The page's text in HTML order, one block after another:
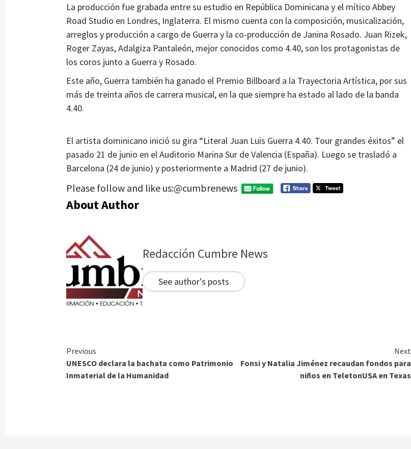
La producción fue grabada entre su estudio en República Dominicana y el mítico Abbey
Road Studio en Londres, Inglaterra. El mismo cuenta con la composición, musicalización,
arreglos y producción a cargo de Guerra y la co-producción de Janina Rosado. Juan Rizek,
Roger Zayas, Adalgiza Pantaleón, mejor conocidos como 4.40, son los protagonistas de
los coros junto a Guerra y Rosado.
Este año, Guerra también ha ganado el Premio Billboard a la Trayectoria Artística, por sus
más de treinta años de carrera musical, en la que siempre ha estado al lado de la banda
4.40.
El artista dominicano inició su gira “Literal Juan Luis Guerra 4.40. Tour grandes éxitos” el
pasado 21 de junio en el Auditorio Marina Sur de Valencia (España). Luego se trasladó a
Barcelona (24 de junio) y posteriormente a Madrid (27 de junio).
Please follow and like us:@cumbrenews
About Author
Redacción Cumbre News
See author's posts
Continue
Reading
Previous
UNESCO declara la bachata como Patrimonio
Inmaterial de la Humanidad
Next
Fonsi y Natalia Jiménez recaudan fondos para
niños en TeletonUSA en Texas